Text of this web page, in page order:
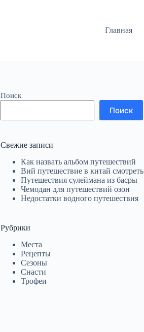
Главная
Поиск
Поиск
Свежие записи
Как назвать альбом путешествий
Вий путешествие в китай смотреть
Путешествия сулеймана из басры
Чемодан для путешествий озон
Недостатки водного путешествия
Рубрики
Места
Рецепты
Сезоны
Снасти
Трофеи